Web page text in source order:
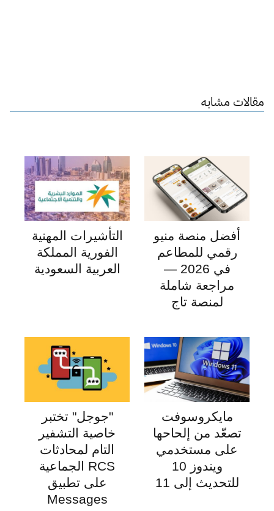
مقالات مشابه
أفضل منصة منيو
رقمي للمطاعم
في 2026 —
مراجعة شاملة
لمنصة تاج
التأشيرات المهنية
الفورية المملكة
العربية السعودية
مايكروسوفت
تصعّد من إلحاحها
على مستخدمي
ويندوز 10
للتحديث إلى 11
"جوجل" تختبر
خاصية التشفير
التام لمحادثات
RCS الجماعية
على تطبيق
Messages